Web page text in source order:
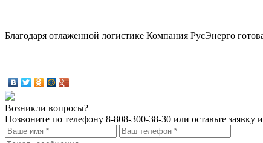
Благодаря отлаженной логистике Компания РусЭнерго
Возникли вопросы?
Позвоните по телефону 8-808-300-38-30 или оставьте